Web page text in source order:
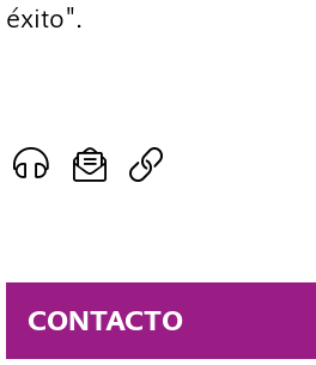
CONTACTO
éxito".